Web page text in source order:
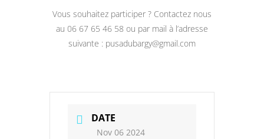
Vous souhaitez participer ? Contactez nous
au 06 67 65 46 58 ou par mail à l’adresse
suivante : pusadubargy@gmail.com
DATE
Nov 06 2024